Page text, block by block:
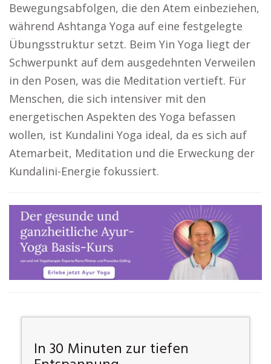
Bewegungsabfolgen, die den Atem einbeziehen,
während Ashtanga Yoga auf eine festgelegte
Übungsstruktur setzt. Beim Yin Yoga liegt der
Schwerpunkt auf dem ausgedehnten Verweilen
in den Posen, was die Meditation vertieft. Für
Menschen, die sich intensiver mit den
energetischen Aspekten des Yoga befassen
wollen, ist Kundalini Yoga ideal, da es sich auf
Atemarbeit, Meditation und die Erweckung der
Kundalini-Energie fokussiert.
In 30 Minuten zur tiefen